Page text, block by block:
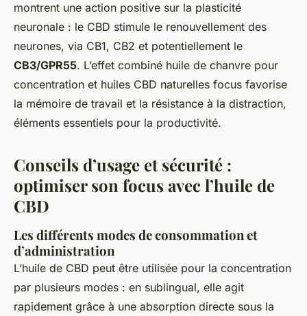
montrent une action positive sur la plasticité
neuronale : le CBD stimule le renouvellement des
neurones, via CB1, CB2 et potentiellement le
CB3/GPR55. L’effet combiné huile de chanvre pour
concentration et huiles CBD naturelles focus favorise
la mémoire de travail et la résistance à la distraction,
éléments essentiels pour la productivité.
Conseils d’usage et sécurité :
optimiser son focus avec l’huile de
CBD
Les différents modes de consommation et
d’administration
L’huile de CBD peut être utilisée pour la concentration
par plusieurs modes : en sublingual, elle agit
rapidement grâce à une absorption directe sous la